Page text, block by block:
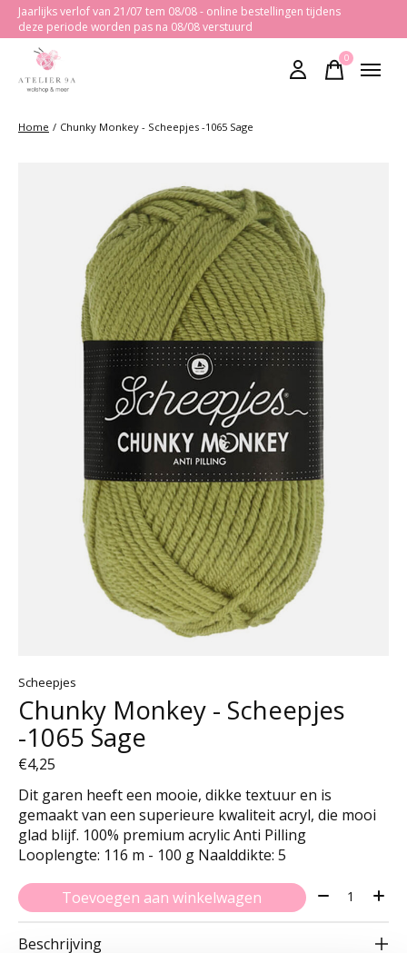
Jaarlijks verlof van 21/07 tem 08/08 - online bestellingen tijdens
deze periode worden pas na 08/08 verstuurd
0items
Home / Chunky Monkey - Scheepjes -1065 Sage
Scheepjes
Chunky Monkey - Scheepjes
-1065 Sage
€4,25
Dit garen heeft een mooie, dikke textuur en is
gemaakt van een superieure kwaliteit acryl, die mooi
glad blijf. 100% premium acrylic Anti Pilling
Looplengte: 116 m - 100 g Naalddikte: 5
Toevoegen aan winkelwagen Aantal:
Beschrijving